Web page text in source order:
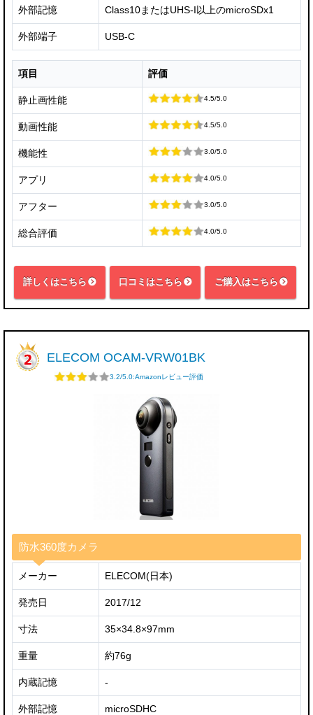
外部記憶 Class10またはUHS-I以上のmicroSDx1
外部端子 USB-C
項目 評価
静止画性能 4.5/5.0
動画性能 4.5/5.0
機能性 3.0/5.0
アプリ 4.0/5.0
アフター 3.0/5.0
総合評価 4.0/5.0
詳しくはこちら 口コミはこちら ご購入はこちら
ELECOM OCAM-VRW01BK
3.2/5.0:Amazonレビュー評価
防水360度カメラ
メーカー ELECOM(日本)
発売日 2017/12
寸法 35×34.8×97mm
重量 約76g
内蔵記憶 -
外部記憶 microSDHC